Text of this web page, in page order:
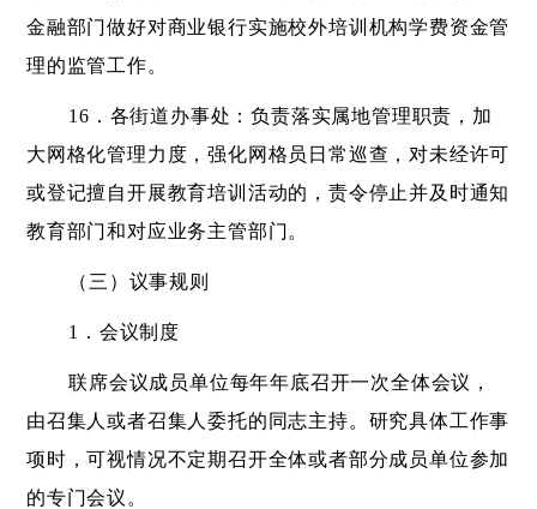
金融部门做好对商业银行实施校外培训机构学费资金管
理的监管工作。
16．各街道办事处：负责落实属地管理职责，加
大网格化管理力度，强化网格员日常巡查，对未经许可
或登记擅自开展教育培训活动的，责令停止并及时通知
教育部门和对应业务主管部门。
（三）议事规则
1．会议制度
联席会议成员单位每年年底召开一次全体会议，
由召集人或者召集人委托的同志主持。研究具体工作事
项时，可视情况不定期召开全体或者部分成员单位参加
的专门会议。